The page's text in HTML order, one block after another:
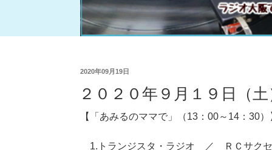
2020年09月19日
２０２０年９月１９日（
【「あみるのママで」（13：00～14：30）
1.トランジスタ・ラジオ ／ ＲＣサク